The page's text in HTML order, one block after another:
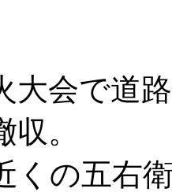
大会で道
。
くの五右